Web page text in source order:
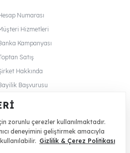
Numarası
Hizmetleri
Kampanyası
Satış
Hakkında
Başvurusu
Yıldızlı Fırsatlar
Site
Sayfa
zorunlu çerezler kullanılmaktadır.
deneyimini geliştirmek amacıyla
Gizlilik & Çerez Politikası